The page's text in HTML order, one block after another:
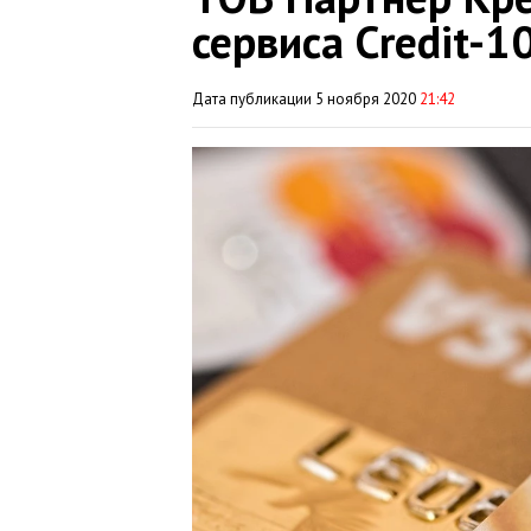
сервиса Credit-
Дата публикации 5 ноября 2020 21:42